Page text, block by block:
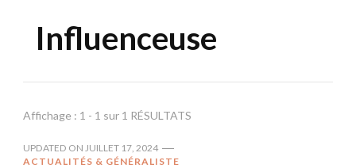
Influenceuse
Affichage : 1 - 1 sur 1 RÉSULTATS
UPDATED ON JUILLET 17, 2024
ACTUALITÉS & GÉNÉRALISTE